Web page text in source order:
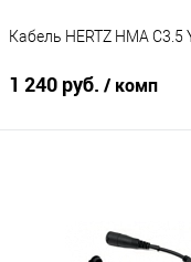
Кабель HERTZ HMA C3.5
1 240 руб. / комп